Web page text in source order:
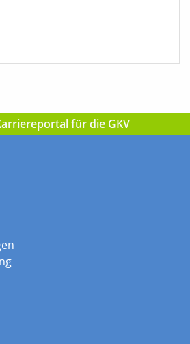
für die GKV